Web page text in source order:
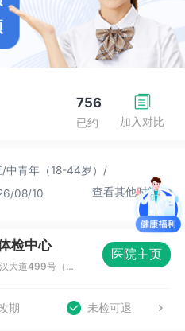
加入对比
756
已约
/中青年（18-44岁）/
08/10 查看其他时间
检中心
武汉京汉大道499号（地铁1号线利济北路站D出口旁）
医院主页
期 未检可退